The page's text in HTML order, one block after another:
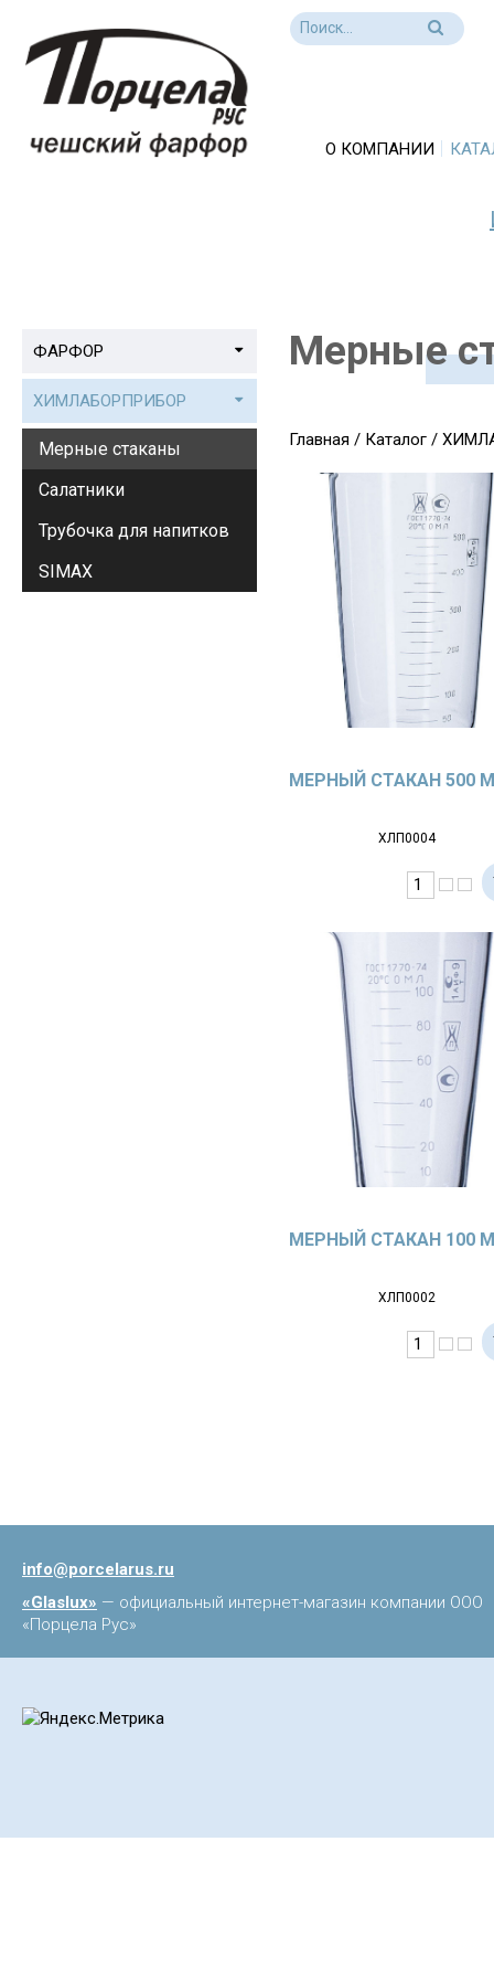
О КОМПАНИИ
Мерные
Главная / Каталог /
МЕРНЫЙ СТАКАН 500
ХЛП0004
МЕРНЫЙ СТАКАН 100
ХЛП0002
ФАРФОР
ХИМЛАБОРПРИБОР
Мерные стаканы
Салатники
Трубочка для напитков
SIMAX
info@porcelarus.ru
«Glaslux» — официальный интернет-магазин компании ООО
«Порцела Рус»